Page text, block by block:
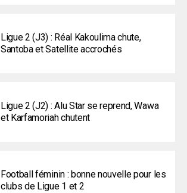
Ligue 2 (J3) : Réal Kakoulima chute,
Santoba et Satellite accrochés
Ligue 2 (J2) : Alu Star se reprend, Wawa
et Karfamoriah chutent
Football féminin : bonne nouvelle pour les
clubs de Ligue 1 et 2